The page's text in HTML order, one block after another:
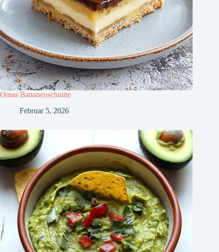
Omas Bananenschnitte
Februar 5, 2026